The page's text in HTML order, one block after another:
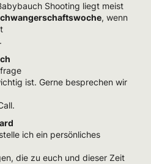
Shooting liegt meist
, wenn
ist. Gerne besprechen wir
ich ein persönliches
die zu euch und dieser Zeit